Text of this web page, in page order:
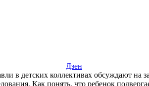
Дзен
в детских коллективах обсуждают на
Как понять, что ребенок